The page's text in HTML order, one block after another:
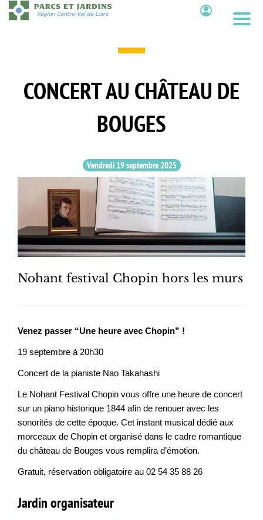
Aller
au
CONCERT AU CHÂTEAU DE
BOUGES
Vendredi 19 septembre 2025
Nohant festival Chopin hors les murs
Venez passer “Une heure avec Chopin” !
19 septembre à 20h30
Concert de la pianiste Nao Takahashi
Le Nohant Festival Chopin vous offre une heure de concert
sur un piano historique 1844 afin de renouer avec les
sonorités de cette époque. Cet instant musical dédié aux
morceaux de Chopin et organisé dans le cadre romantique
du château de Bouges vous remplira d’émotion.
Gratuit, réservation obligatoire au 02 54 35 88 26
Jardin organisateur